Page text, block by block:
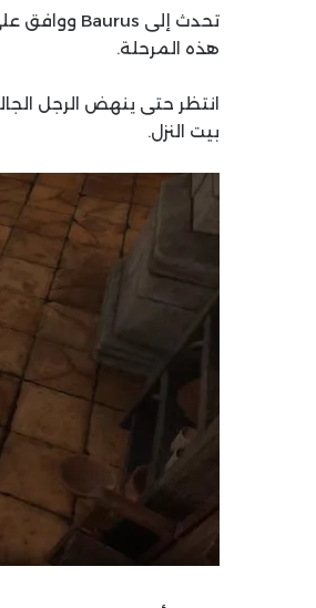
هذه المرحلة.
بيت النزل.